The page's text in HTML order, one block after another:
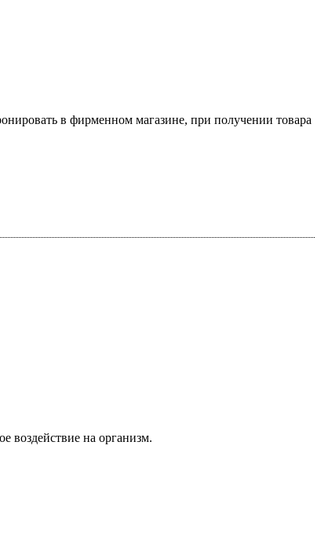
в фирменном магазине, при получении товара
воздействие на организм.